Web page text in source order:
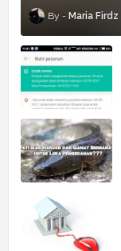
Maria Firdz